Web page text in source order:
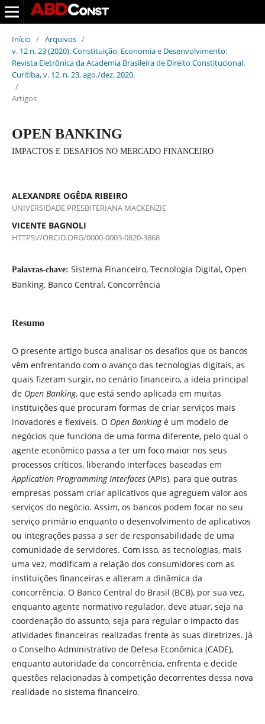
Início / Arquivos /
v. 12 n. 23 (2020): Constituição, Economia e Desenvolvimento:
Revista Eletrônica da Academia Brasileira de Direito Constitucional.
Curitiba, v. 12, n. 23, ago./dez. 2020.
/
Artigos
OPEN BANKING
IMPACTOS E DESAFIOS NO MERCADO FINANCEIRO
ALEXANDRE OGÊDA RIBEIRO
UNIVERSIDADE PRESBITERIANA MACKENZIE
VICENTE BAGNOLI
HTTPS://ORCID.ORG/0000-0003-0820-3868
Palavras-chave: Sistema Financeiro, Tecnologia Digital, Open
Banking, Banco Central, Concorrência
Resumo
O presente artigo busca analisar os desafios que os bancos
vêm enfrentando com o avanço das tecnologias digitais, as
quais fizeram surgir, no cenário financeiro, a ideia principal
de Open Banking, que está sendo aplicada em muitas
instituições que procuram formas de criar serviços mais
inovadores e flexíveis. O Open Bankingé um modelo de
negócios que funciona de uma forma diferente, pelo qual o
agente econômico passa a ter um foco maior nos seus
processos críticos, liberando interfaces baseadas em
Application Programming Interfaces(APIs), para que outras
empresas possam criar aplicativos que agreguem valor aos
serviços do negócio. Assim, os bancos podem focar no seu
serviço primário enquanto o desenvolvimento de aplicativos
ou integrações passa a ser de responsabilidade de uma
comunidade de servidores. Com isso, as tecnologias, mais
uma vez, modificam a relação dos consumidores com as
instituições financeiras e alteram a dinâmica da
concorrência. O Banco Central do Brasil (BCB), por sua vez,
enquanto agente normativo regulador, deve atuar, seja na
coordenação do assunto, seja para regular o impacto das
atividades financeiras realizadas frente às suas diretrizes. Já
o Conselho Administrativo de Defesa Econômica (CADE),
enquanto autoridade da concorrência, enfrenta e decide
questões relacionadas à competição decorrentes dessa nova
realidade no sistema financeiro.